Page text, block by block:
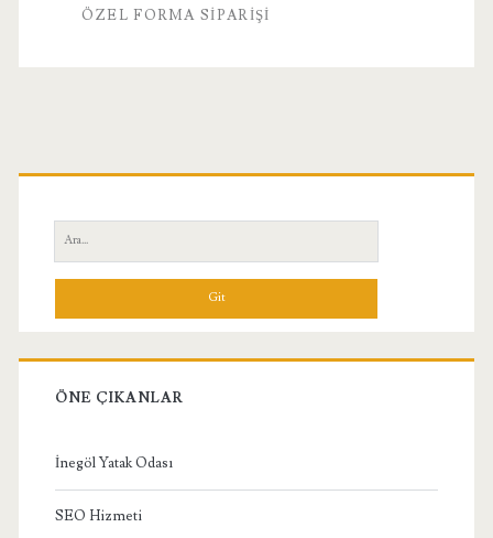
Etmeliyiz?
ÖZEL FORMA SIPARIŞI
Birincil
Yan
Menü
Ara:
ÖNE ÇIKANLAR
İnegöl Yatak Odası
SEO Hizmeti